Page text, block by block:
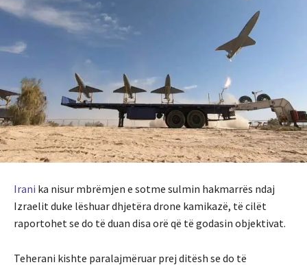
Irani ka nisur mbrëmjen e sotme sulmin hakmarrës ndaj
Izraelit duke lëshuar dhjetëra drone kamikazë, të cilët
raportohet se do të duan disa orë që të godasin objektivat.
Teherani kishte paralajmëruar prej ditësh se do të